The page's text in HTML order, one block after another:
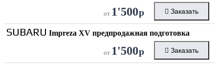
от 1'500р Заказать
SUBARU Impreza XV предпродажная подготовка
от 1'500р Заказать